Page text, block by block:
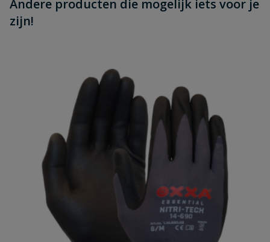
Andere producten die mogelijk iets voor je
zijn!